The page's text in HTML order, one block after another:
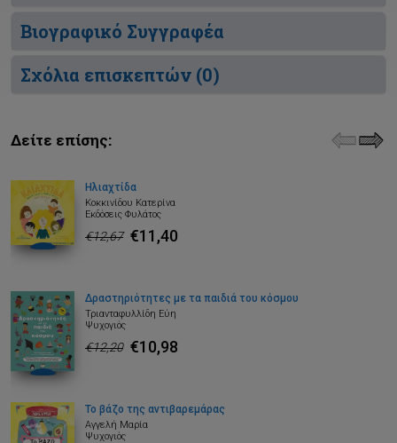
Βιογραφικό Συγγραφέα
Σχόλια επισκεπτών (0)
Δείτε επίσης:
Ηλιαχτίδα
Κοκκινίδου Κατερίνα
Εκδόσεις Φυλάτος
€12,67 €11,40
Δραστηριότητες με τα παιδιά του κόσμου
Τριανταφυλλίδη Εύη
Ψυχογιός
€12,20 €10,98
Το βάζο της αντιβαρεμάρας
Αγγελή Μαρία
Ψυχογιός